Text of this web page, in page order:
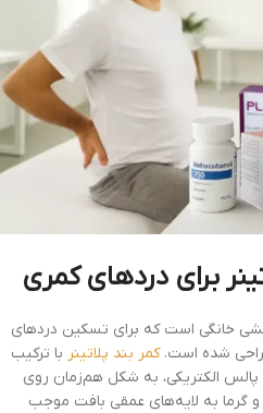
برای دردهای کمری
خانگی است که برای تسکین دردهای
شده است.کمر بند پلاتینر با ترکیب
پالس الکتریکی، به شکل هم‌زمان روی
و گرما به لایه‌های عمقی بافت موجب